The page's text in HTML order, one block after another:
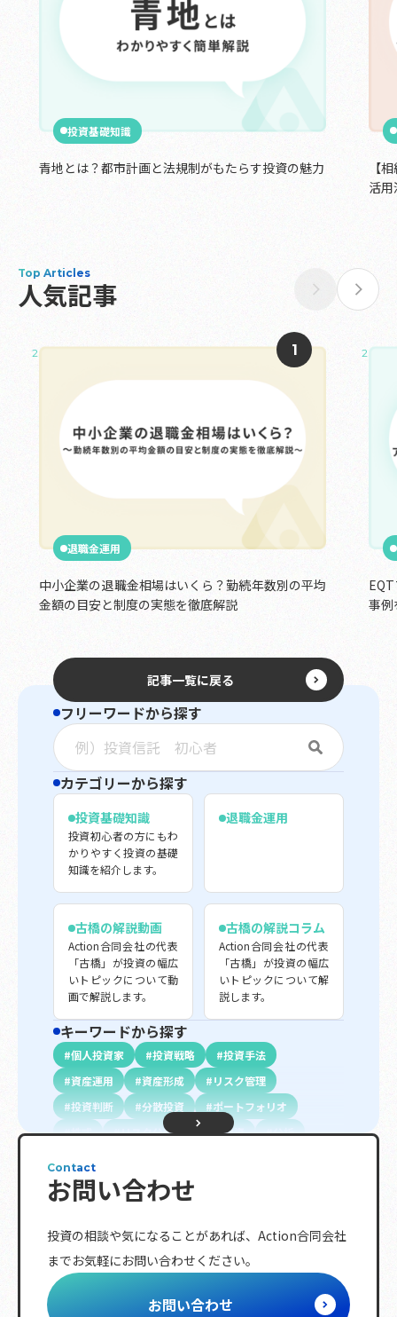
投資基礎知識
青地とは？都市計画と法規制がもたらす投資の魅力
【
活
Top Articles
人気記事
2025.05.02
退職金運用
中小企業の退職金相場はいくら？勤続年数別の平均
金額の目安と制度の実態を徹底解説
事例
記事一覧に戻る
フリーワードから探す
カテゴリーから探す
投資基礎知識
投資初心者の方にもわ
かりやすく投資の基礎
知識を紹介します。
退職金運用
古橋の解説動画
Action合同会社の代表
「古橋」が投資の幅広
いトピックについて動
画で解説します。
古橋の解説コラム
Action合同会社の代表
「古橋」が投資の幅広
いトピックについて解
説します。
キーワードから探す
個人投資家 投資戦略
投資手法
資産運用
資産形成
リスク管理
投資判断
分散投資
ポートフォリオ
株式
リスク分散 長期投資
分析
配当金
投資指標
複利効果
トレンド 相続
ETF
レバレッジ
ボラティリティ
株主優待 日経平均株価
Contact
お問い合わせ
投資の相談や気になることがあれば、 Action合同会社
までお気軽にお問い合わせください。
お問い合わせ